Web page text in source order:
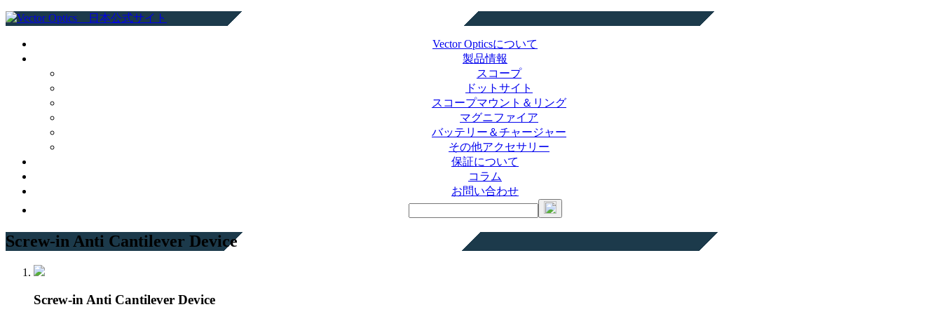
Vector Opticsについて
製品情報
スコープ
ドットサイト
スコープマウント＆リング
マグニファイア
バッテリー＆チャージャー
その他アクセサリー
保証について
コラム
お問い合わせ
Screw-in Anti Cantilever Device
Screw-in Anti Cantilever Device